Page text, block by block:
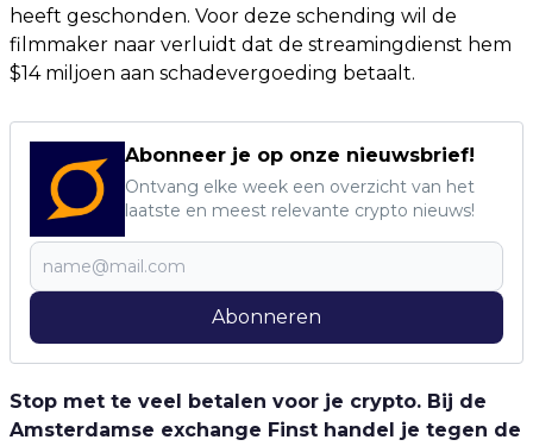
heeft geschonden. Voor deze schending wil de
filmmaker naar verluidt dat de streamingdienst hem
$14 miljoen aan schadevergoeding betaalt.
Abonneer je op onze nieuwsbrief!
Ontvang elke week een overzicht van het
laatste en meest relevante crypto nieuws!
Abonneren
Stop met te veel betalen voor je crypto. Bij de
Amsterdamse exchange Finst handel je tegen de